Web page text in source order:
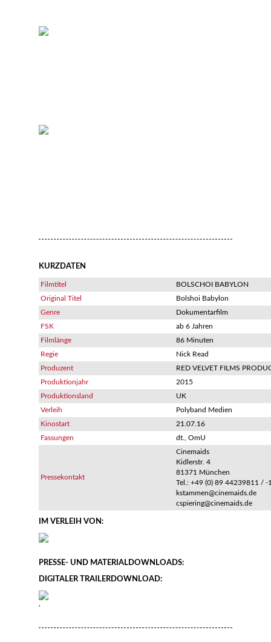
KURZDATEN
Filmtitel
BOLSCHOI BABYLON
Original Titel
Bolshoi Babylon
Genre
Dokumentarfilm
FSK
ab 6 Jahren
Filmlänge
86 Minuten
Regie
Nick Read
Produzent
RED VELVET FILMS
Produktionjahr
2015
Produktionsland
UK
Verleih
Polyband Medien
Kinostart
21.07.16
Fassungen
dt., OmU
Pressekontakt
Cinemaids
Kidlerstr. 4
81371 München
Tel.: +49 (0) 89 44239811 / -
kstammen@cinemaids.de
cspiering@cinemaids.de
IM VERLEIH VON:
PRESSE- UND MATERIALDOWNLOADS:
DIGITALER TRAILERDOWNLOAD:
'